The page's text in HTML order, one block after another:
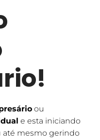
ou
e esta iniciando
até mesmo gerindo